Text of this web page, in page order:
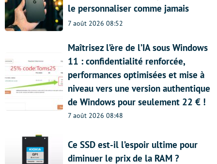
le personnaliser comme jamais
7 août 2026 08:52
Maîtrisez l’ère de l’IA sous Windows
11 : confidentialité renforcée,
performances optimisées et mise à
niveau vers une version authentique
de Windows pour seulement 22 € !
7 août 2026 08:48
Ce SSD est-il l’espoir ultime pour
diminuer le prix de la RAM ?